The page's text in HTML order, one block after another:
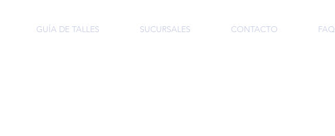
GUÍA DE TALLES SUCURSALES CONTACTO FAQ